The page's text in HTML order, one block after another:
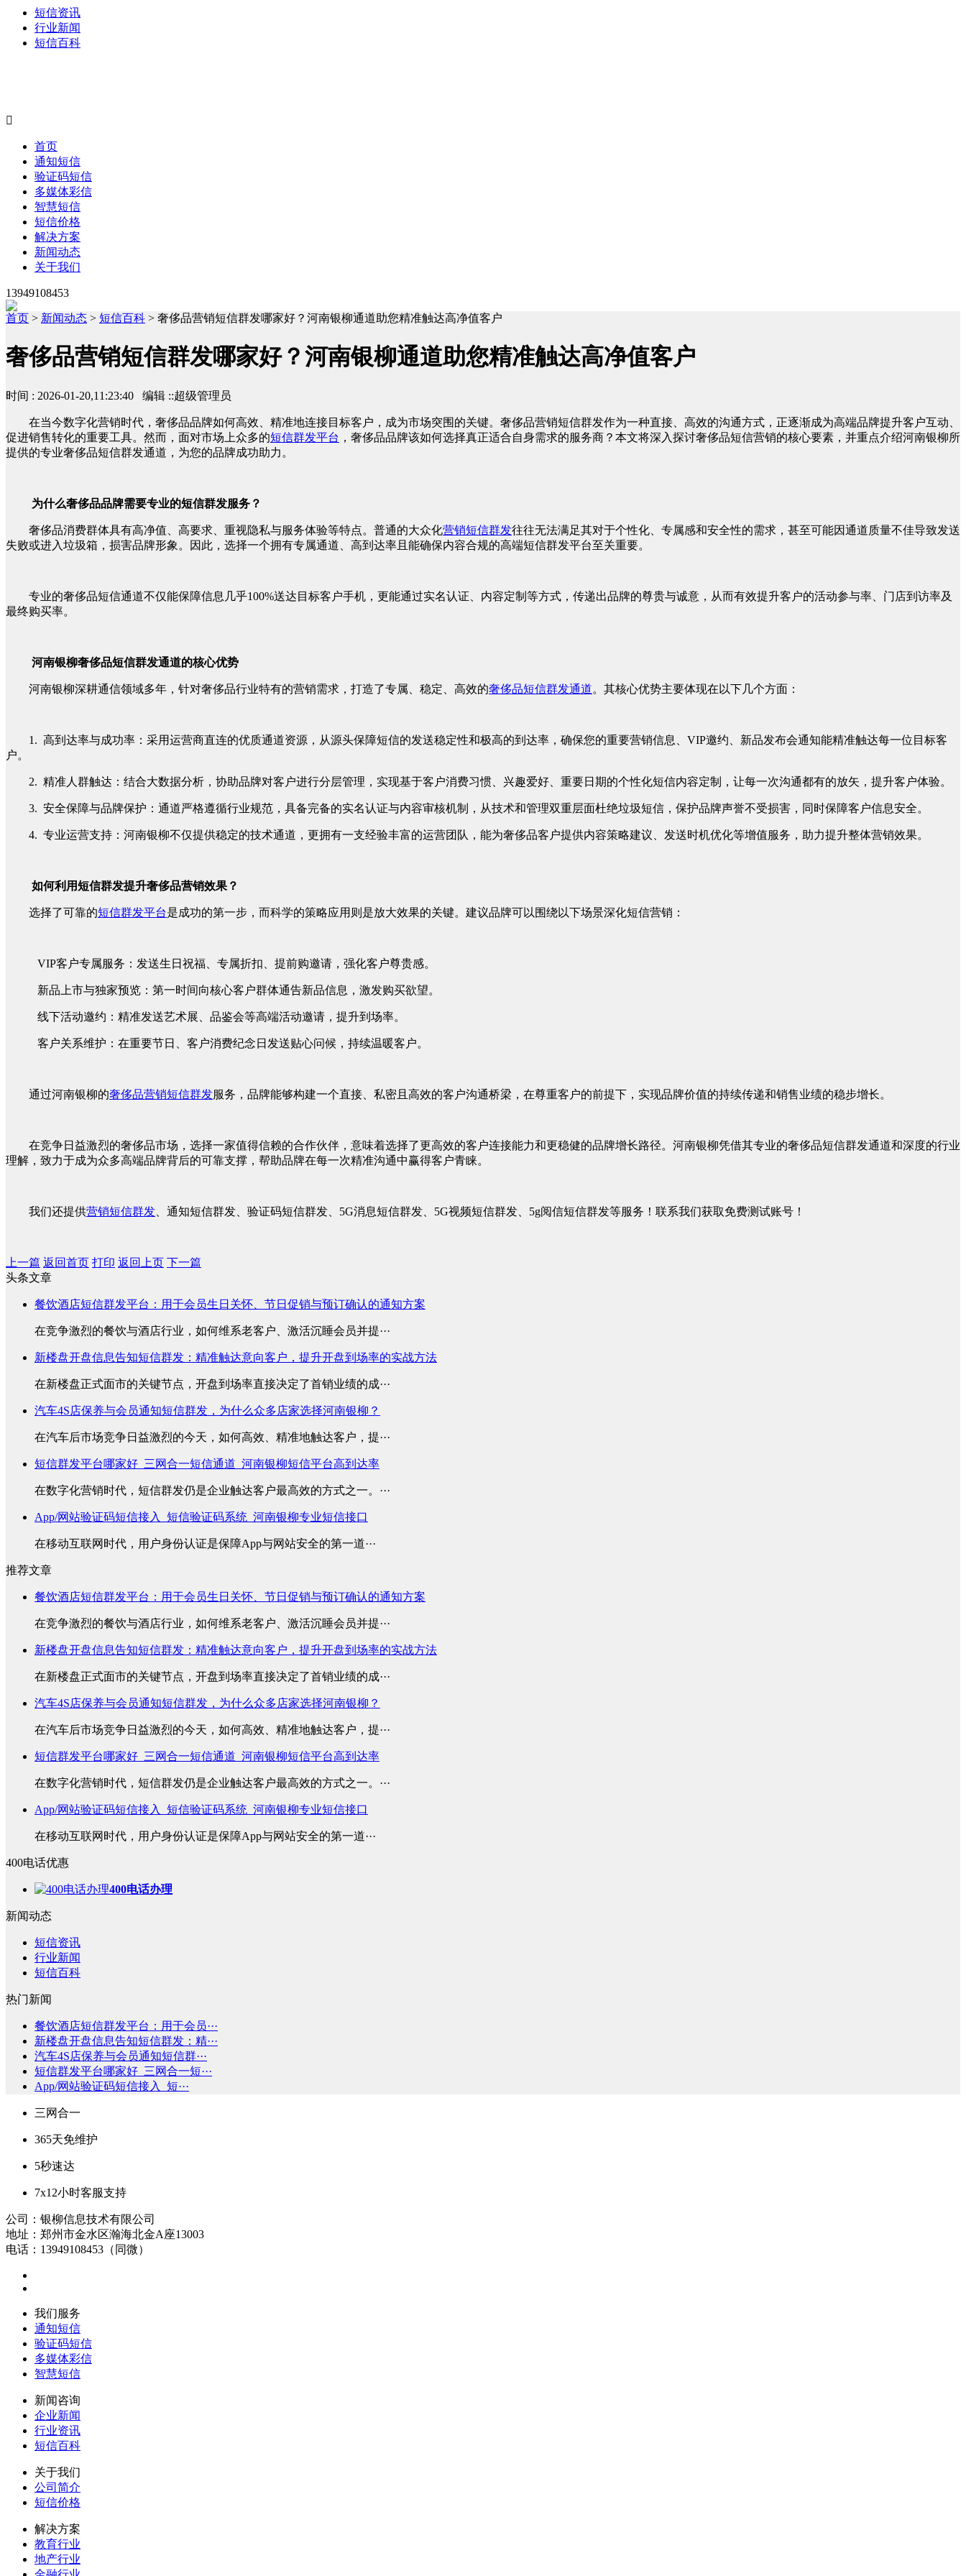
短信资讯
行业新闻
短信百科

首页
通知短信
验证码短信
多媒体彩信
智慧短信
短信价格
解决方案
新闻动态
关于我们
13949108453
首页 > 新闻动态 > 短信百科 > 奢侈品营销短信群发哪家好？河南银柳通道助您精准触达高净值客户
奢侈品营销短信群发哪家好？河南银柳通道助您精准触达高净值客户
时间 : 2026-01-20,11:23:40 编辑 ::超级管理员
在当今数字化营销时代，奢侈品品牌如何高效、精准地连接目标客户，成为市场突围的关键。奢侈品营销短信群发作为一种直接、高效的沟通方式，正逐渐成为高端品牌提升客户互动、
促进销售转化的重要工具。然而，面对市场上众多的短信群发平台 ，奢侈品品牌该如何选择真正适合自身需求的服务商？本文将深入探讨奢侈品短信营销的核心要素，并重点介绍河南银柳所
提供的专业奢侈品短信群发通道，为您的品牌成功助力。
为什么奢侈品品牌需要专业的短信群发服务？
奢侈品消费群体具有高净值、高要求、重视隐私与服务体验等特点。普通的大众化营销短信群发往往无法满足其对于个性化、专属感和安全性的需求，甚至可能因通道质量不佳导致发送
失败或进入垃圾箱，损害品牌形象。因此，选择一个拥有专属通道、高到达率且能确保内容合规的高端短信群发平台至关重要。
专业的奢侈品短信通道不仅能保障信息几乎100%送达目标客户手机，更能通过实名认证、内容定制等方式，传递出品牌的尊贵与诚意，从而有效提升客户的活动参与率、门店到访率及
最终购买率。
河南银柳奢侈品短信群发通道的核心优势
河南银柳深耕通信领域多年，针对奢侈品行业特有的营销需求，打造了专属、稳定、高效的奢侈品短信群发通道。其核心优势主要体现在以下几个方面：
1. 高到达率与成功率：采用运营商直连的优质通道资源，从源头保障短信的发送稳定性和极高的到达率，确保您的重要营销信息、VIP邀约、新品发布会通知能精准触达每一位目标客
户。
2. 精准人群触达：结合大数据分析，协助品牌对客户进行分层管理，实现基于客户消费习惯、兴趣爱好、重要日期的个性化短信内容定制，让每一次沟通都有的放矢，提升客户体验。
3. 安全保障与品牌保护：通道严格遵循行业规范，具备完备的实名认证与内容审核机制，从技术和管理双重层面杜绝垃圾短信，保护品牌声誉不受损害，同时保障客户信息安全。
4. 专业运营支持：河南银柳不仅提供稳定的技术通道，更拥有一支经验丰富的运营团队，能为奢侈品客户提供内容策略建议、发送时机优化等增值服务，助力提升整体营销效果。
如何利用短信群发提升奢侈品营销效果？
选择了可靠的短信群发平台是成功的第一步，而科学的策略应用则是放大效果的关键。建议品牌可以围绕以下场景深化短信营销：
VIP客户专属服务：发送生日祝福、专属折扣、提前购邀请，强化客户尊贵感。
新品上市与独家预览：第一时间向核心客户群体通告新品信息，激发购买欲望。
线下活动邀约：精准发送艺术展、品鉴会等高端活动邀请，提升到场率。
客户关系维护：在重要节日、客户消费纪念日发送贴心问候，持续温暖客户。
通过河南银柳的奢侈品营销短信群发服务，品牌能够构建一个直接、私密且高效的客户沟通桥梁，在尊重客户的前提下，实现品牌价值的持续传递和销售业绩的稳步增长。
在竞争日益激烈的奢侈品市场，选择一家值得信赖的合作伙伴，意味着选择了更高效的客户连接能力和更稳健的品牌增长路径。河南银柳凭借其专业的奢侈品短信群发通道和深度的行业
理解，致力于成为众多高端品牌背后的可靠支撑，帮助品牌在每一次精准沟通中赢得客户青睐。
我们还提供营销短信群发 、通知短信群发、验证码短信群发、5G消息短信群发、5G视频短信群发、5g阅信短信群发等服务！联系我们获取免费测试账号！
上一篇 返回首页 打印 返回上页 下一篇
头条文章
餐饮酒店短信群发平台：用于会员生日关怀、节日促销与预订确认的通知方案
在竞争激烈的餐饮与酒店行业，如何维系老客户、激活沉睡会员并提···
新楼盘开盘信息告知短信群发：精准触达意向客户，提升开盘到场率的实战方法
在新楼盘正式面市的关键节点，开盘到场率直接决定了首销业绩的成···
汽车4S店保养与会员通知短信群发，为什么众多店家选择河南银柳？
在汽车后市场竞争日益激烈的今天，如何高效、精准地触达客户，提···
短信群发平台哪家好_三网合一短信通道_河南银柳短信平台高到达率
在数字化营销时代，短信群发仍是企业触达客户最高效的方式之一。···
App/网站验证码短信接入_短信验证码系统_河南银柳专业短信接口
在移动互联网时代，用户身份认证是保障App与网站安全的第一道···
推荐文章
餐饮酒店短信群发平台：用于会员生日关怀、节日促销与预订确认的通知方案
在竞争激烈的餐饮与酒店行业，如何维系老客户、激活沉睡会员并提···
新楼盘开盘信息告知短信群发：精准触达意向客户，提升开盘到场率的实战方法
在新楼盘正式面市的关键节点，开盘到场率直接决定了首销业绩的成···
汽车4S店保养与会员通知短信群发，为什么众多店家选择河南银柳？
在汽车后市场竞争日益激烈的今天，如何高效、精准地触达客户，提···
短信群发平台哪家好_三网合一短信通道_河南银柳短信平台高到达率
在数字化营销时代，短信群发仍是企业触达客户最高效的方式之一。···
App/网站验证码短信接入_短信验证码系统_河南银柳专业短信接口
在移动互联网时代，用户身份认证是保障App与网站安全的第一道···
400电话优惠
400电话办理
新闻动态
短信资讯
行业新闻
短信百科
热门新闻
餐饮酒店短信群发平台：用于会员···
新楼盘开盘信息告知短信群发：精···
汽车4S店保养与会员通知短信群···
短信群发平台哪家好_三网合一短···
App/网站验证码短信接入_短···
三网合一
365天免维护
5秒速达
7x12小时客服支持
公司：银柳信息技术有限公司
地址：郑州市金水区瀚海北金A座13003
电话：13949108453（同微）
我们服务
通知短信
验证码短信
多媒体彩信
智慧短信
新闻咨询
企业新闻
行业资讯
短信百科
关于我们
公司简介
短信价格
解决方案
教育行业
地产行业